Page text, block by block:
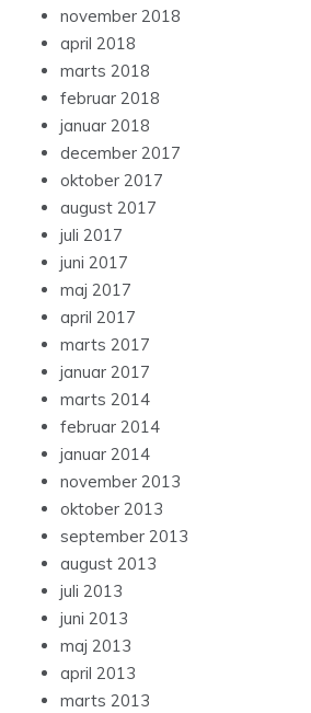
november 2018
april 2018
marts 2018
februar 2018
januar 2018
december 2017
oktober 2017
august 2017
juli 2017
juni 2017
maj 2017
april 2017
marts 2017
januar 2017
marts 2014
februar 2014
januar 2014
november 2013
oktober 2013
september 2013
august 2013
juli 2013
juni 2013
maj 2013
april 2013
marts 2013